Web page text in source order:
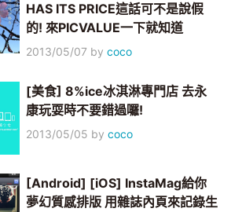
HAS ITS PRICE這話可不是說假
的! 來PICVALUE一下就知道
2013/05/07 bycoco
[美食] 8%ice冰淇淋專門店 去永
康玩耍時不要錯過囉!
2013/05/05 bycoco
[Android] [iOS] InstaMag給你
夢幻質感排版 用雜誌內頁來記錄生